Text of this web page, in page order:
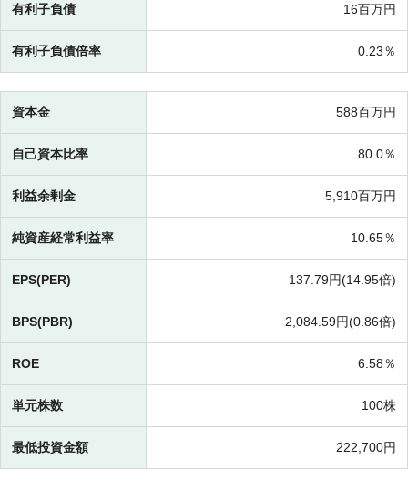
有利子負債 16百万円
有利子負債倍率 0.23％
資本金 588百万円
自己資本比率 80.0％
利益余剰金 5,910百万円
純資産経常利益率 10.65％
EPS(PER) 137.79円(14.95倍)
BPS(PBR) 2,084.59円(0.86倍)
ROE 6.58％
単元株数 100株
最低投資金額 222,700円